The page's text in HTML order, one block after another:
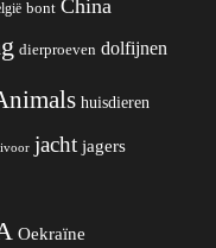
bont China
dierproeven dolfijnen
huisdieren
ivoor jacht jagers
Oekraïne